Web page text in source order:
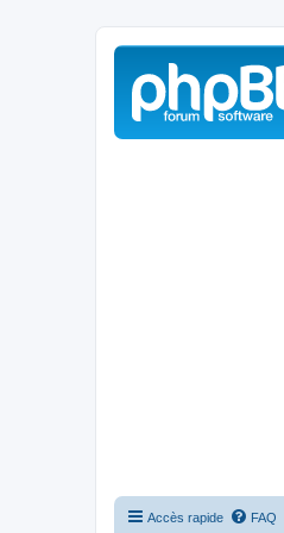
Accès rapide FAQ